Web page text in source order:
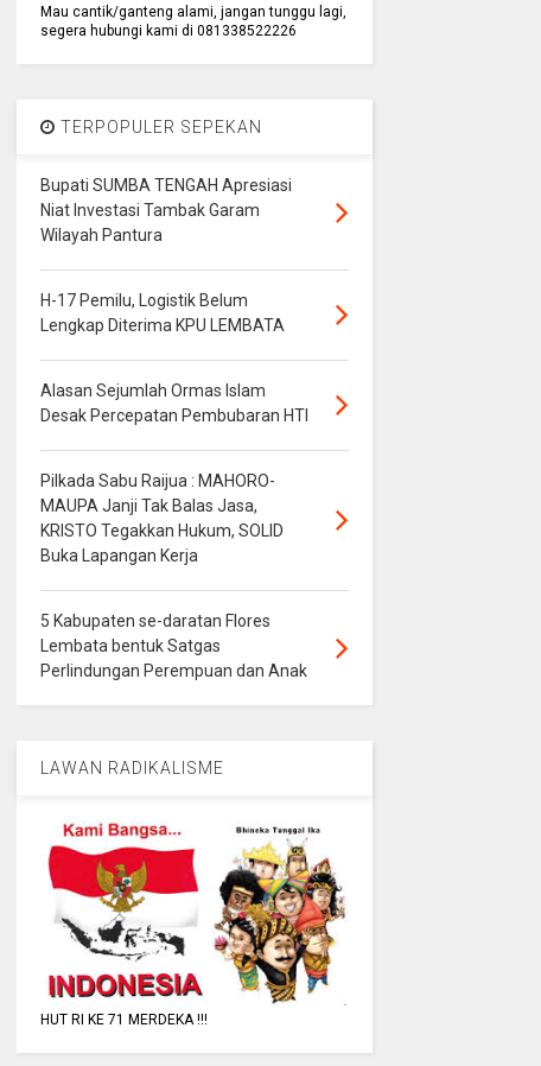
Mau cantik/ganteng alami, jangan tunggu lagi,
segera hubungi kami di 081338522226
TERPOPULER SEPEKAN
Bupati SUMBA TENGAH Apresiasi
Niat Investasi Tambak Garam
Wilayah Pantura
H-17 Pemilu, Logistik Belum
Lengkap Diterima KPU LEMBATA
Alasan Sejumlah Ormas Islam
Desak Percepatan Pembubaran HTI
Pilkada Sabu Raijua : MAHORO-
MAUPA Janji Tak Balas Jasa,
KRISTO Tegakkan Hukum, SOLID
Buka Lapangan Kerja
5 Kabupaten se-daratan Flores
Lembata bentuk Satgas
Perlindungan Perempuan dan Anak
LAWAN RADIKALISME
HUT RI KE 71 MERDEKA !!!